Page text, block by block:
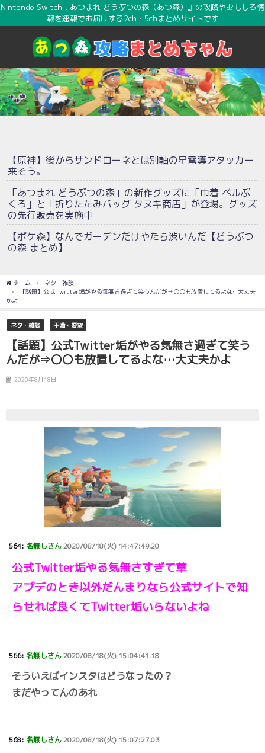
Nintendo Switch『あつまれ どうぶつの森（あつ森）』の攻略やおもしろ情
報を速報でお届けする2ch・5chまとめサイトです
【原神】後からサンドローネとは別軸の星電導アタッカー
来そう。
「あつまれ どうぶつの森」の新作グッズに「巾着 ベルぶ
くろ」と「折りたたみバッグ タヌキ商店」が登場。グッズ
の先行販売を実施中
【ポケ森】なんでガーデンだけやたら渋いんだ【どうぶつ
の森 まとめ】
ホーム
ネタ・雑談
【話題】公式Twitter垢がやる気無さ過ぎて笑うんだが⇒〇〇も放置してるよな…大丈夫
かよ
ネタ・雑談 不満・要望
【話題】公式Twitter垢がやる気無さ過ぎて笑う
んだが⇒〇〇も放置してるよな…大丈夫かよ
2020年8月18日
564: 名無しさん2020/08/18(火) 14:47:49.20
公式Twitter垢やる気無さすぎて草
アプデのとき以外だんまりなら公式サイトで知
らせれば良くてTwitter垢いらないよね
566: 名無しさん2020/08/18(火) 15:04:41.18
そういえばインスタはどうなったの？
まだやってんのあれ
568: 名無しさん2020/08/18(火) 15:07:27.03